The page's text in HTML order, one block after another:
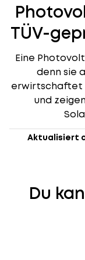
TÜV-
Eine
denn sie
erwirtschaftet
und
Aktualisiert
Du